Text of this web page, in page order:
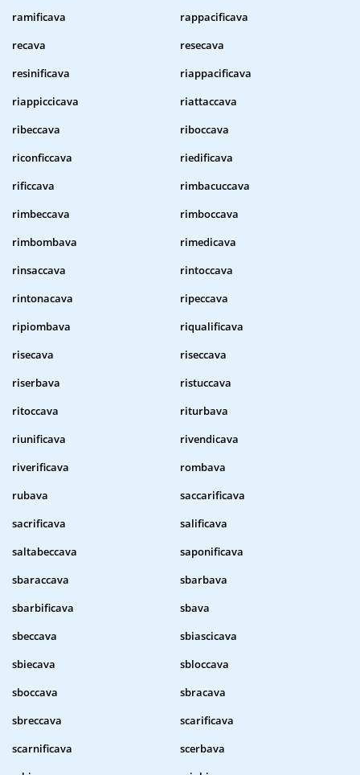
ramificava
rappacificava
recava
resecava
resinificava
riappacificava
riappiccicava
riattaccava
ribeccava
riboccava
riconficcava
riedificava
rificcava
rimbacuccava
rimbeccava
rimboccava
rimbombava
rimedicava
rinsaccava
rintoccava
rintonacava
ripeccava
ripiombava
riqualificava
risecava
riseccava
riserbava
ristuccava
ritoccava
riturbava
riunificava
rivendicava
riverificava
rombava
rubava
saccarificava
sacrificava
salificava
saltabeccava
saponificava
sbaraccava
sbarbava
sbarbificava
sbava
sbeccava
sbiascicava
sbiecava
sbloccava
sboccava
sbracava
sbreccava
scarificava
scarnificava
scerbava